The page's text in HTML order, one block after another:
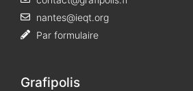
nantes@ieqt.org
Par formulaire
Grafipolis